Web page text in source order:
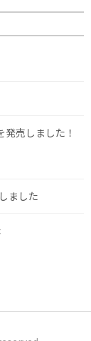
売しました！
ました